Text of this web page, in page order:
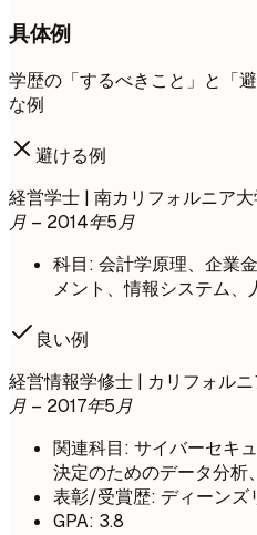
具体例
学歴の「するべきこと」と「
な例
避ける例
経営学士 | 南カリフォルニア
月 – 2014年5月
科目: 会計学原理、企業
メント、情報システム、
良い例
経営情報学修士 | カリフォル
月 – 2017年5月
関連科目: サイバーセキ
決定のためのデータ分析
表彰/受賞歴: ディーンズ
GPA: 3.8